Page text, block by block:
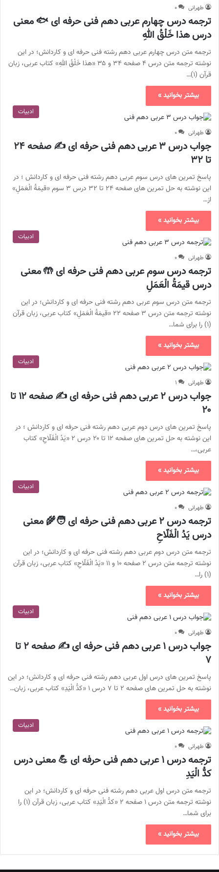
طهرانی ۰
ترجمه درس چهارم عربی دهم فنی حرفه ای 🐟 معنی
درس هذا خَلْقُ اللهِ
ترجمه متن درس چهارم عربی دهم رشته فنی حرفه ای و کاردانش؛ در این
نوشته ترجمه متن درس ۴ صفحه ۳۴ و ۳۵ «هذا خَلْقُ اللهِ» کتاب عربی، زبان
قرآن (۱)…
بیشتر بخوانید »
ادبیات
طهرانی ۰
جواب درس ۳ عربی دهم فنی حرفه ای ✍️ صفحه ۲۴
تا ۳۲
پاسخ تمرین های درس سوم عربی دهم رشته فنی حرفه ای و کاردانش ؛ در
این نوشته به حل تمرین های صفحه ۲۴ تا ۳۲ درس ۳ سوم «قیمَةُ الْعَمَلِ»
از…
بیشتر بخوانید »
ادبیات
طهرانی ۰
ترجمه درس سوم عربی دهم فنی حرفه ای 🤲 معنی
درس قیمَةُ الْعَمَلِ
ترجمه متن درس سوم عربی دهم رشته فنی حرفه ای و کاردانش؛ در این
نوشته ترجمه متن درس ۳ صفحه ۲۲ «قیمَةُ الْعَمَلِ» کتاب عربی، زبان قرآن
(۱) را برای شما…
بیشتر بخوانید »
ادبیات
طهرانی ۱
جواب درس ۲ عربی دهم فنی حرفه ای ✍️ صفحه ۱۲ تا
۲۰
پاسخ تمرین های درس دوم عربی دهم رشته فنی حرفه ای و کاردانش ؛ در
این نوشته به حل تمرین های صفحه ۱۲ تا ۲۰ درس ۲ «یَدُ الْفَلّاحِ» کتاب
عربی،…
بیشتر بخوانید »
ادبیات
طهرانی ۰
ترجمه درس ۲ عربی دهم فنی حرفه ای 🧑‍🌾 معنی
درس يَدُ الْفَلّاحِ
ترجمه متن درس دوم عربی دهم رشته فنی حرفه ای و کاردانش؛ در این
نوشته ترجمه متن درس ۲ صفحه ۱۰ و ۱۱ «يَدُ الْفَلّاحِ» کتاب عربی، زبان قرآن
(۱) را…
بیشتر بخوانید »
ادبیات
طهرانی ۰
جواب درس ۱ عربی دهم فنی حرفه ای ✍️ صفحه ۲ تا
۷
پاسخ تمرین های درس اول عربی دهم رشته فنی حرفه ای و کاردانش؛ در این
نوشته به حل تمرین های صفحه ۲ تا ۷ درس ۱ «كدُّ الْیَدِ» کتاب عربی، زبان…
بیشتر بخوانید »
ادبیات
طهرانی ۰
ترجمه درس ۱ عربی دهم فنی حرفه ای 💪 معنی درس
كدُّ الْیَدِ
ترجمه متن درس اول عربی دهم رشته فنی حرفه ای و کاردانش؛ در این
نوشته ترجمه متن درس ۱ صفحه ۲ «كدُّ الْیَدِ» کتاب عربی، زبان قرآن (۱) را
برای شما…
بیشتر بخوانید »